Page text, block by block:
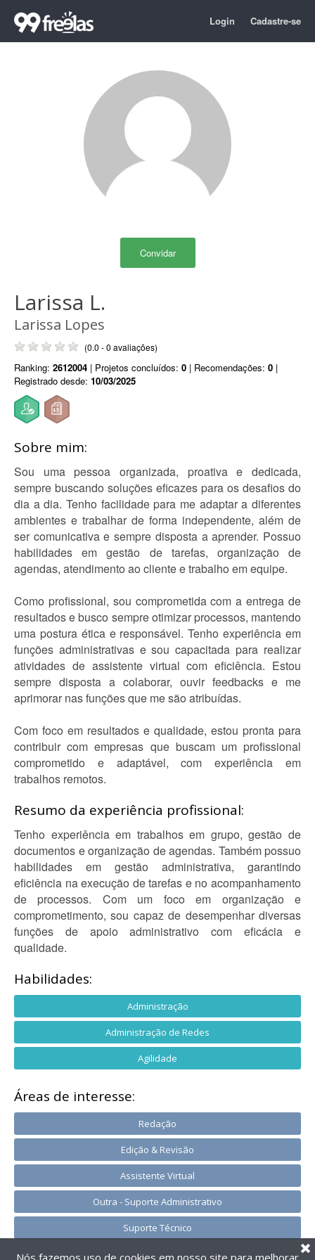
Login Cadastre-se
Convidar
Larissa L.
Larissa Lopes
(0.0 - 0 avaliações)
Ranking: 2612004 | Projetos concluídos: 0 | Recomendações: 0 |
Registrado desde: 10/03/2025
Sobre mim:
Sou uma pessoa organizada, proativa e dedicada,
sempre buscando soluções eficazes para os desafios do
dia a dia. Tenho facilidade para me adaptar a diferentes
ambientes e trabalhar de forma independente, além de
ser comunicativa e sempre disposta a aprender. Possuo
habilidades em gestão de tarefas, organização de
agendas, atendimento ao cliente e trabalho em equipe.
Como profissional, sou comprometida com a entrega de
resultados e busco sempre otimizar processos, mantendo
uma postura ética e responsável. Tenho experiência em
funções administrativas e sou capacitada para realizar
atividades de assistente virtual com eficiência. Estou
sempre disposta a colaborar, ouvir feedbacks e me
aprimorar nas funções que me são atribuídas.
Com foco em resultados e qualidade, estou pronta para
contribuir com empresas que buscam um profissional
comprometido e adaptável, com experiência em
trabalhos remotos.
Resumo da experiência profissional:
Tenho experiência em trabalhos em grupo, gestão de
documentos e organização de agendas. Também possuo
habilidades em gestão administrativa, garantindo
eficiência na execução de tarefas e no acompanhamento
de processos. Com um foco em organização e
comprometimento, sou capaz de desempenhar diversas
funções de apoio administrativo com eficácia e
qualidade.
Habilidades:
Administração
Administração de Redes
Agilidade
Áreas de interesse:
Redação
Edição & Revisão
Assistente Virtual
Outra - Suporte Administrativo
Suporte Técnico
Nós fazemos uso de cookies em nosso site para melhorar